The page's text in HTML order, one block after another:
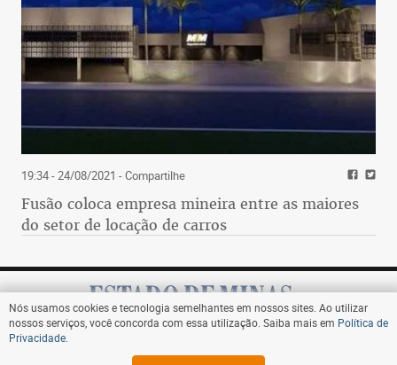
19:34 - 24/08/2021 - Compartilhe
Fusão coloca empresa mineira entre as maiores
do setor de locação de carros
Assine
Nós usamos cookies e tecnologia semelhantes em nossos sites. Ao utilizar
nossos serviços, você concorda com essa utilização. Saiba mais em Política de
Privacidade